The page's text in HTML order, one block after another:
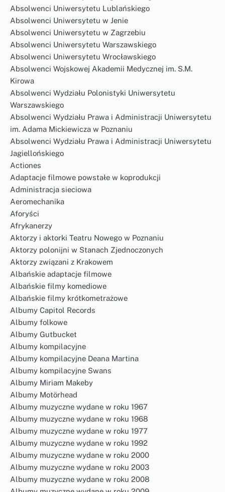
Absolwenci Uniwersytetu Lublańskiego
Absolwenci Uniwersytetu w Jenie
Absolwenci Uniwersytetu w Zagrzebiu
Absolwenci Uniwersytetu Warszawskiego
Absolwenci Uniwersytetu Wrocławskiego
Absolwenci Wojskowej Akademii Medycznej im. S.M.
Kirowa
Absolwenci Wydziału Polonistyki Uniwersytetu
Warszawskiego
Absolwenci Wydziału Prawa i Administracji Uniwersytetu
im. Adama Mickiewicza w Poznaniu
Absolwenci Wydziału Prawa i Administracji Uniwersytetu
Jagiellońskiego
Actiones
Adaptacje filmowe powstałe w koprodukcji
Administracja sieciowa
Aeromechanika
Aforyści
Afrykanerzy
Aktorzy i aktorki Teatru Nowego w Poznaniu
Aktorzy polonijni w Stanach Zjednoczonych
Aktorzy związani z Krakowem
Albańskie adaptacje filmowe
Albańskie filmy komediowe
Albańskie filmy krótkometrażowe
Albumy Capitol Records
Albumy folkowe
Albumy Gutbucket
Albumy kompilacyjne
Albumy kompilacyjne Deana Martina
Albumy kompilacyjne Swans
Albumy Miriam Makeby
Albumy Motörhead
Albumy muzyczne wydane w roku 1967
Albumy muzyczne wydane w roku 1968
Albumy muzyczne wydane w roku 1977
Albumy muzyczne wydane w roku 1992
Albumy muzyczne wydane w roku 2000
Albumy muzyczne wydane w roku 2003
Albumy muzyczne wydane w roku 2008